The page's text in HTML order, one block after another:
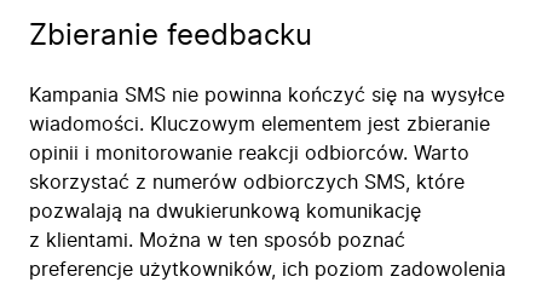
Zbieranie feedbacku
Kampania SMS nie powinna kończyć się na wysyłce
wiadomości. Kluczowym elementem jest zbieranie
opinii i monitorowanie reakcji odbiorców. Warto
skorzystać z numerów odbiorczych SMS, które
pozwalają na dwukierunkową komunikację
z klientami. Można w ten sposób poznać
preferencje użytkowników, ich poziom zadowolenia